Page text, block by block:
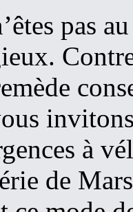
pas
à
de